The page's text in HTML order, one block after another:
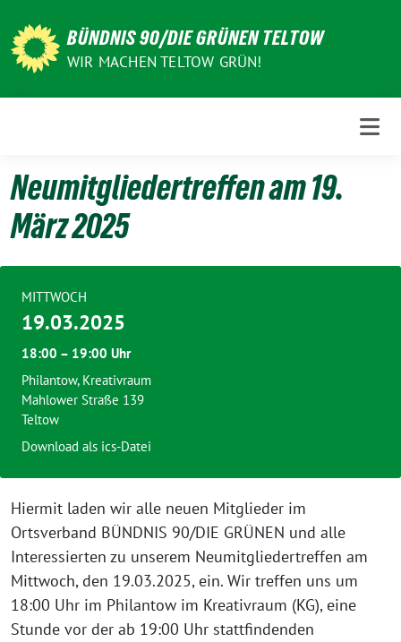
zum
Inhalt
BÜNDNIS 90/DIE GRÜNEN TELTOW
WIR MACHEN TELTOW GRÜN!
Neumitgliedertreffen am 19.
März 2025
Hiermit laden wir alle neuen Mitglieder im
Ortsverband BÜNDNIS 90/DIE GRÜNEN und alle
Interessierten zu unserem Neumitgliedertreffen am
Mittwoch, den 19.03.2025, ein. Wir treffen uns um
18:00 Uhr im Philantow im Kreativraum (KG), eine
Stunde vor der ab 19:00 Uhr stattfindenden
MITTWOCH
19.03.2025
18:00 – 19:00 Uhr
Philantow, Kreativraum
Mahlower Straße 139
Teltow
Download als ics-Datei